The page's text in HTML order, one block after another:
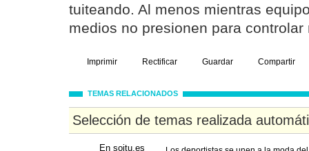
tuiteando. Al menos mientras
medios no presionen para
Imprimir Rectificar Guardar Compartir
TEMAS RELACIONADOS
Selección de temas realizada
En soitu.es